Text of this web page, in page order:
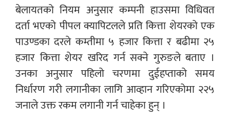
बेलायतको नियम अनुसार कम्पनी हाउसमा विधिवत
दर्ता भएको पीपल क्यापिटलले प्रति कित्ता शेयरको एक
पाउण्डका दरले कम्तीमा ५ हजार कित्ता र बढीमा २५
हजार कित्ता शेयर खरिद गर्न सक्ने गुरुङले बताए ।
उनका अनुसार पहिलो चरणमा दुईहप्ताको समय
निर्धारण गरी लगानीका लागि आव्हान गरिएकोमा २२५
जनाले उक्त रकम लगानी गर्न चाहेका हुन् ।